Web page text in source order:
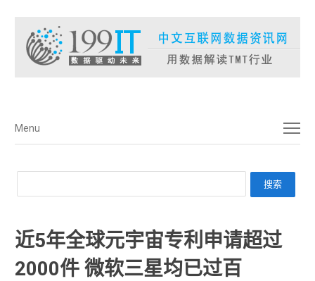
菜单
Menu
近5年全球元宇宙专利申请超过
2000件 微软三星均已过百